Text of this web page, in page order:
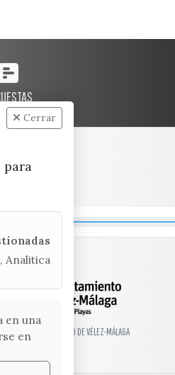
© EXCMO. AYUNTAMIENTO DE VÉLEZ-MÁLAGA
Cerrar
para
Analitica
en una
en